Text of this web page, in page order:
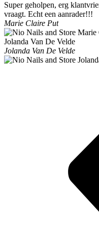
Super geholpen, erg
vraagt. Echt een aanrader!!!
Marie Claire Put
Jolanda Van De Velde
Jolanda Van De Velde